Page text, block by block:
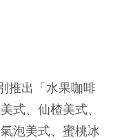
推出「水果咖啡
式、仙楂美式、
泡美式、蜜桃冰